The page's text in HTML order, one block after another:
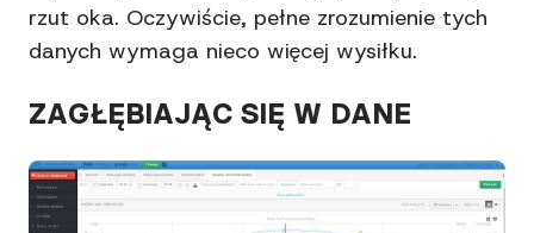
rzut oka. Oczywiście, pełne zrozumienie tych
danych wymaga nieco więcej wysiłku.
ZAGŁĘBIAJĄC SIĘ W DANE